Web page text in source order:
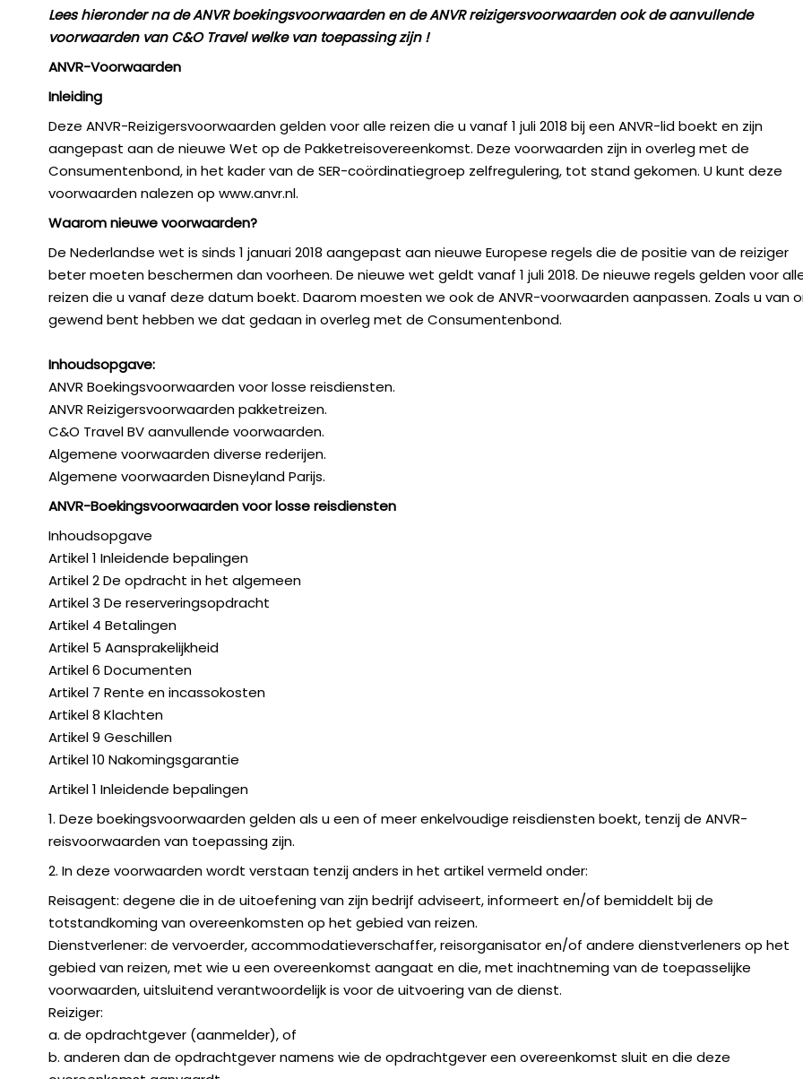
Lees hieronder na de ANVR boekingsvoorwaarden en de ANVR reizigersvoorwaarden ook de aanvullende
voorwaarden van C&O Travel welke van toepassing zijn !
ANVR-Voorwaarden
Inleiding
Deze ANVR-Reizigersvoorwaarden gelden voor alle reizen die u vanaf 1 juli 2018 bij een ANVR-lid boekt en zijn
aangepast aan de nieuwe Wet op de Pakketreisovereenkomst. Deze voorwaarden zijn in overleg met de
Consumentenbond, in het kader van de SER-coördinatiegroep zelfregulering, tot stand gekomen. U kunt deze
voorwaarden nalezen op www.anvr.nl.
Waarom nieuwe voorwaarden?
De Nederlandse wet is sinds 1 januari 2018 aangepast aan nieuwe Europese regels die de positie van de reiziger
beter moeten beschermen dan voorheen. De nieuwe wet geldt vanaf 1 juli 2018. De nieuwe regels gelden voor
reizen die u vanaf deze datum boekt. Daarom moesten we ook de ANVR-voorwaarden aanpassen. Zoals u van
gewend bent hebben we dat gedaan in overleg met de Consumentenbond.
Inhoudsopgave:
ANVR Boekingsvoorwaarden voor losse reisdiensten.
ANVR Reizigersvoorwaarden pakketreizen.
C&O Travel BV aanvullende voorwaarden.
Algemene voorwaarden diverse rederijen.
Algemene voorwaarden Disneyland Parijs.
ANVR-Boekingsvoorwaarden voor losse reisdiensten
Inhoudsopgave
Artikel 1 Inleidende bepalingen
Artikel 2 De opdracht in het algemeen
Artikel 3 De reserveringsopdracht
Artikel 4 Betalingen
Artikel 5 Aansprakelijkheid
Artikel 6 Documenten
Artikel 7 Rente en incassokosten
Artikel 8 Klachten
Artikel 9 Geschillen
Artikel 10 Nakomingsgarantie
Artikel 1 Inleidende bepalingen
1. Deze boekingsvoorwaarden gelden als u een of meer enkelvoudige reisdiensten boekt, tenzij de ANVR-
reisvoorwaarden van toepassing zijn.
2. In deze voorwaarden wordt verstaan tenzij anders in het artikel vermeld onder:
Reisagent: degene die in de uitoefening van zijn bedrijf adviseert, informeert en/of bemiddelt bij de
totstandkoming van overeenkomsten op het gebied van reizen.
Dienstverlener: de vervoerder, accommodatieverschaffer, reisorganisator en/of andere dienstverleners op het
gebied van reizen, met wie u een overeenkomst aangaat en die, met inachtneming van de toepasselijke
voorwaarden, uitsluitend verantwoordelijk is voor de uitvoering van de dienst.
Reiziger:
a. de opdrachtgever (aanmelder), of
b. anderen dan de opdrachtgever namens wie de opdrachtgever een overeenkomst sluit en die deze